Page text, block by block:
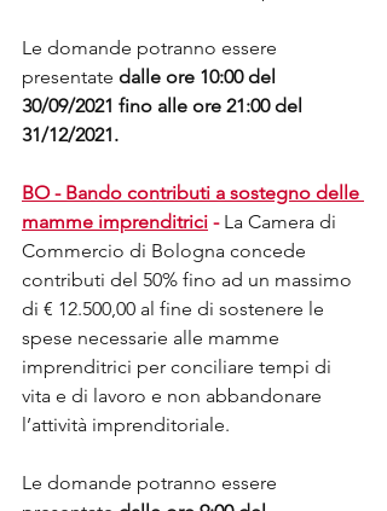
Le domande potranno essere
presentate dalle ore 10:00 del
30/09/2021 fino alle ore 21:00 del
31/12/2021.
BO - Bando contributi a sostegno delle
mamme imprenditrici - La Camera di
Commercio di Bologna concede
contributi del 50% fino ad un massimo
di € 12.500,00 al fine di sostenere le
spese necessarie alle mamme
imprenditrici per conciliare tempi di
vita e di lavoro e non abbandonare
l’attività imprenditoriale.
Le domande potranno essere